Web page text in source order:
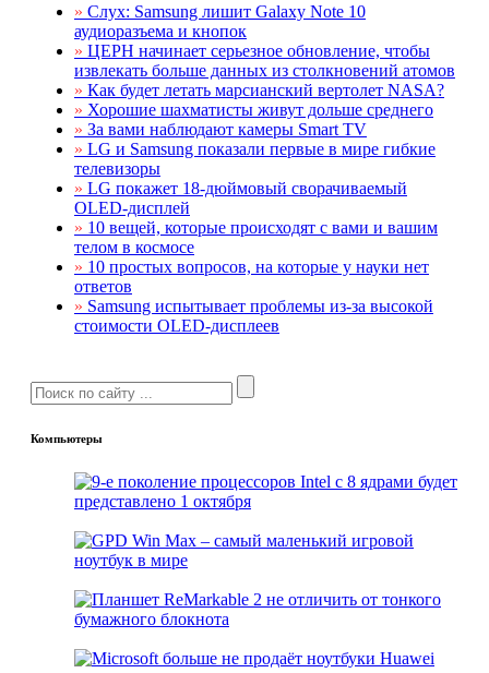
» Слух: Samsung лишит Galaxy Note 10
аудиоразъема и кнопок
» ЦЕРН начинает серьезное обновление, чтобы
извлекать больше данных из столкновений атомов
» Как будет летать марсианский вертолет NASA?
» Хорошие шахматисты живут дольше среднего
» За вами наблюдают камеры Smart TV
» LG и Samsung показали первые в мире гибкие
телевизоры
» LG покажет 18-дюймовый сворачиваемый
OLED-дисплей
» 10 вещей, которые происходят с вами и вашим
телом в космосе
» 10 простых вопросов, на которые у науки нет
ответов
» Samsung испытывает проблемы из-за высокой
стоимости OLED-дисплеев
Компьютеры